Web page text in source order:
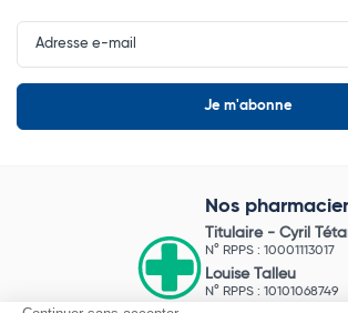
Input
Newsletter
Nos
Titulaire - Cyril
N° RPPS : 10001113017
Louise Talleu
N° RPPS : 10101068749